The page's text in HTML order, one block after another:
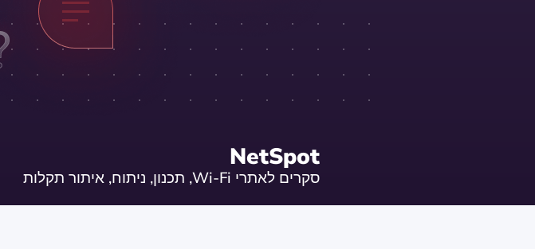
NetSpot
סקרים לאתרי Wi-Fi, תכנון, ניתוח, איתור תקלות